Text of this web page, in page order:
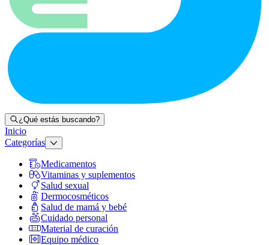
¿Qué estás buscando?
Inicio
Categorías
Medicamentos
Vitaminas y suplementos
Salud sexual
Dermocosméticos
Salud de mamá y bebé
Cuidado personal
Material de curación
Equipo médico